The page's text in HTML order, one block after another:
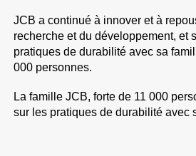
JCB a continué à innover et à
recherche et du développement, et
pratiques de durabilité avec sa
000 personnes.
La famille JCB, forte de 11 000
sur les pratiques de durabilité avec